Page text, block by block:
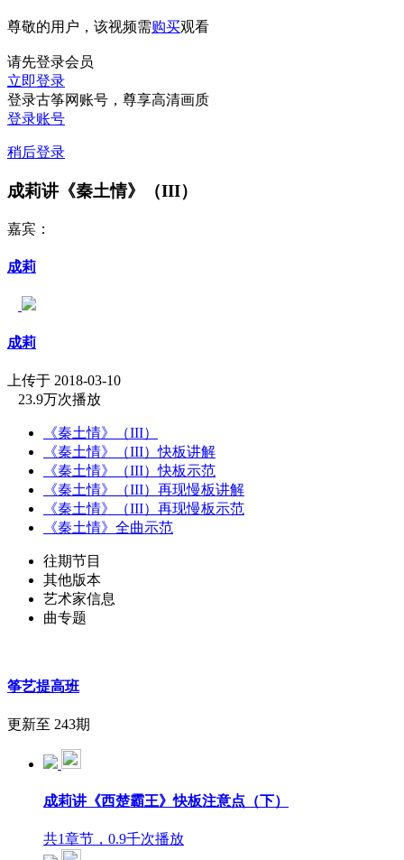
尊敬的用户，该视频需购买观看
请先登录会员
立即登录
登录古筝网账号，尊享高清画质
登录账号
稍后登录
成莉讲《秦土情》（III）
嘉宾：
成莉
成莉
上传于 2018-03-10
23.9万次播放
《秦土情》（III）
《秦土情》（III）快板讲解
《秦土情》（III）快板示范
《秦土情》（III）再现慢板讲解
《秦土情》（III）再现慢板示范
《秦土情》全曲示范
往期节目
其他版本
艺术家信息
曲专题
筝艺提高班
更新至 243期
成莉讲《西楚霸王》快板注意点（下）
共1章节，0.9千次播放